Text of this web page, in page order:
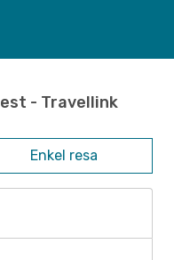
- Travellink
Enkel resa